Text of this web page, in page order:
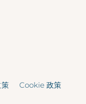
Cookie 政策